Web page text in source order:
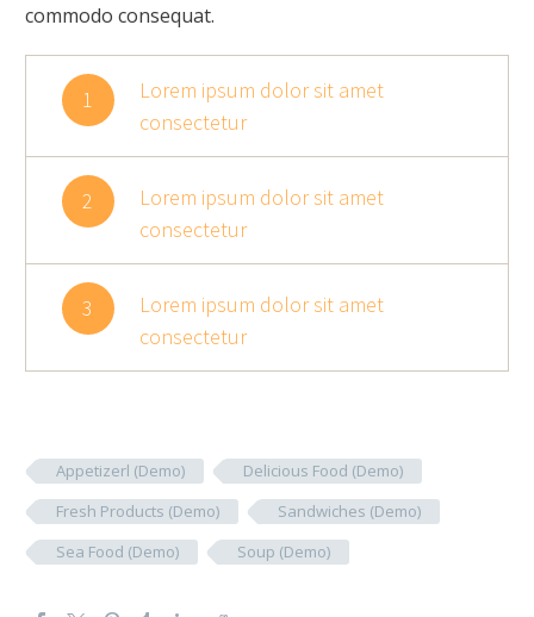
commodo consequat.
1
Lorem ipsum dolor sit amet
consectetur
2
Lorem ipsum dolor sit amet
consectetur
3
Lorem ipsum dolor sit amet
consectetur
Appetizerl (Demo)
Delicious Food (Demo)
Fresh Products (Demo)
Sandwiches (Demo)
Sea Food (Demo)
Soup (Demo)